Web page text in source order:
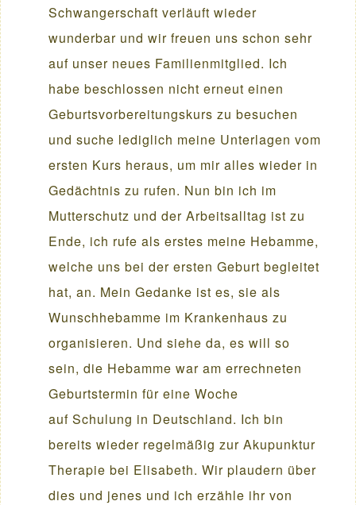
Schwangerschaft verläuft wieder
wunderbar und wir freuen uns schon sehr
auf unser neues Familienmitglied. Ich
habe beschlossen nicht erneut einen
Geburtsvorbereitungskurs zu besuchen
und suche lediglich meine Unterlagen vom
ersten Kurs heraus, um mir alles wieder in
Gedächtnis zu rufen. Nun bin ich im
Mutterschutz und der Arbeitsalltag ist zu
Ende, ich rufe als erstes meine Hebamme,
welche uns bei der ersten Geburt begleitet
hat, an. Mein Gedanke ist es, sie als
Wunschhebamme im Krankenhaus zu
organisieren. Und siehe da, es will so
sein, die Hebamme war am errechneten
Geburtstermin für eine Woche
auf Schulung in Deutschland. Ich bin
bereits wieder regelmäßig zur Akupunktur
Therapie bei Elisabeth. Wir plaudern über
dies und jenes und ich erzähle ihr von